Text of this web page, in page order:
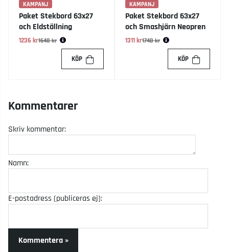
KAMPANJ
Paket Stekbord 63x27
och Eldställning
1236 kr
Ordinarie pris:
1648 kr
KÖP
KAMPANJ
Paket Stekbord 63x27
och Smashjärn Neopren
1311 kr
Ordinarie pris:
1748 kr
KÖP
Kommentarer
Skriv kommentar:
Namn:
E-postadress (publiceras ej):
Kommentera »